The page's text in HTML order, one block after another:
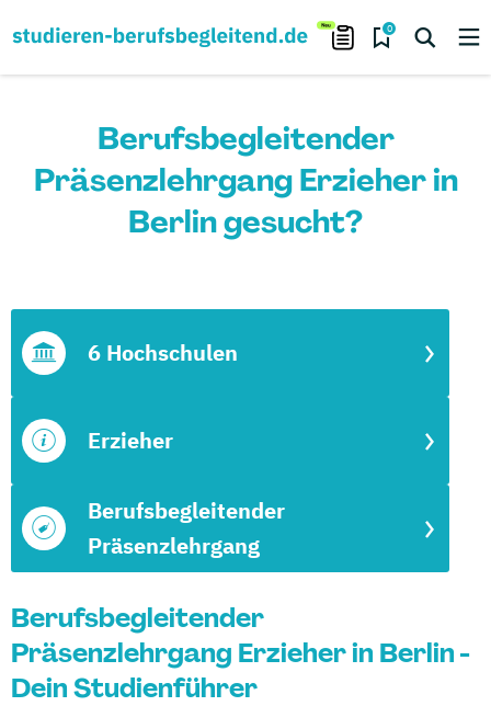
0
Berufsbegleitender
Präsenzlehrgang Erzieher in
Berlin gesucht?
Berufsbegleitender
Präsenzlehrgang
Erzieher
6 Hochschulen
Berufsbegleitender
Präsenzlehrgang Erzieher in Berlin -
Dein Studienführer